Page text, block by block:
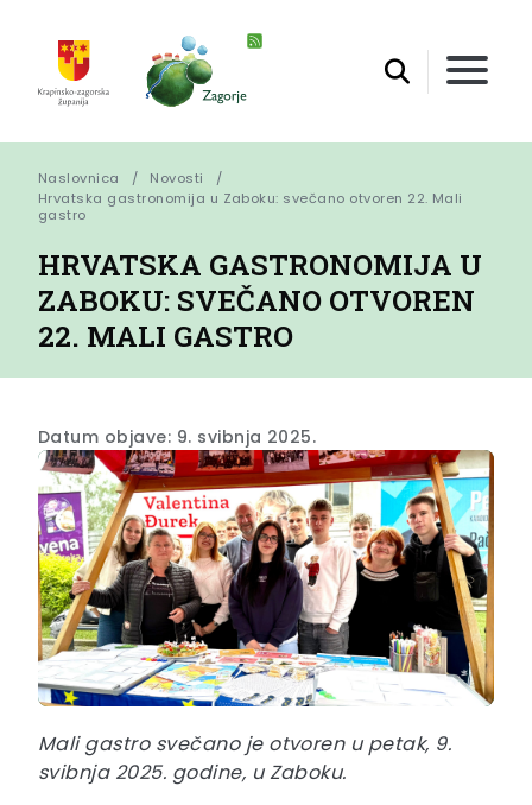
Naslovnica
Novosti
Hrvatska gastronomija u Zaboku: svečano otvoren 22. Mali
gastro
HRVATSKA GASTRONOMIJA U
ZABOKU: SVEČANO OTVOREN
22. MALI GASTRO
Datum objave: 9. svibnja 2025.
Mali gastro svečano je otvoren u petak, 9.
svibnja 2025. godine, u Zaboku.